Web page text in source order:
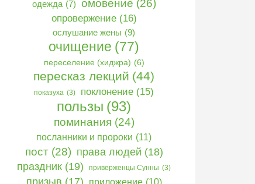
одежда (7) омовение (26)
опровержение (16)
ослушание жены (9)
очищение (77)
переселение (хиджра) (6)
пересказ лекций (44)
показуха (3) поклонение (15)
пользы (93)
поминания (24)
посланники и пророки (11)
пост (28) права людей (18)
праздник (19) приверженцы Сунны (3)
призыв (17) приложение (10)